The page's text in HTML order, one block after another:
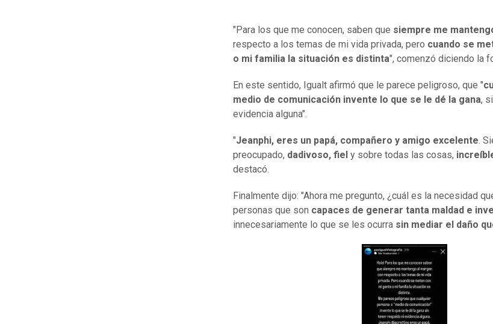
"Para los que me conocen, saben que siempre me
respecto a los temas de mi vida privada, pero cuando se
o mi familia la situación es distinta", comenzó diciendo la
En este sentido, Igualt afirmó que le parece peligroso, que "
medio de comunicación invente lo que se le dé la gana,
evidencia alguna".
"Jeanphi, eres un papá, compañero y amigo excelente.
preocupado, dadivoso, fiel y sobre todas las cosas,
destacó.
Finalmente dijo: "Ahora me pregunto, ¿cuál es la necesidad
personas que son capaces de generar tanta maldad e
innecesariamente lo que se les ocurra sin mediar el daño